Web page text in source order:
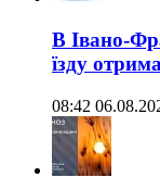
В Івано-
їзду
08:42